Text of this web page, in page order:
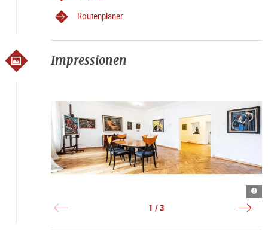
Routenplaner
Impressionen
©
1 / 3